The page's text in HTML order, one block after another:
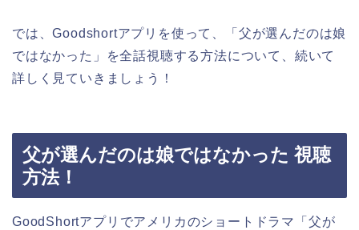
では、Goodshortアプリを使って、「父が選んだのは娘
ではなかった」を全話視聴する方法について、続いて
詳しく見ていきましょう！
父が選んだのは娘ではなかった 視聴
方法！
GoodShortアプリでアメリカのショートドラマ「父が